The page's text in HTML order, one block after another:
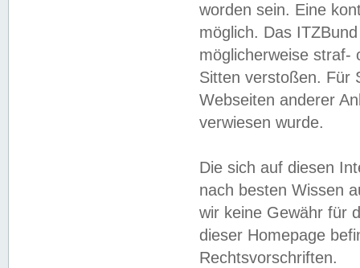
worden sein. Eine
möglich. Das
möglicherweise straf-
Sitten verstoßen. Für
Webseiten anderer
verwiesen wurde.
Die sich auf diesen
nach besten Wissen
wir keine Gewähr für
dieser Homepage
Rechtsvorschriften.